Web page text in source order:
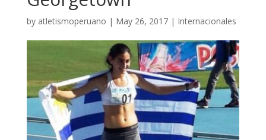
by atletismoperuano | May 26, 2017| Internacionales